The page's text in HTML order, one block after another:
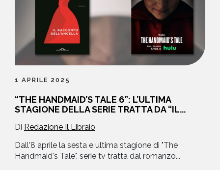
1 APRILE 2025
“THE HANDMAID’S TALE 6”: L’ULTIMA
STAGIONE DELLA SERIE TRATTA DA “IL...
Di Redazione Il Libraio
Dall'8 aprile la sesta e ultima stagione di "The
Handmaid's Tale", serie tv tratta dal romanzo...